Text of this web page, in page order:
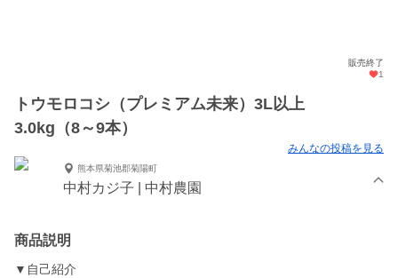
販売終了
1
トウモロコシ（プレミアム未来）3L以上
3.0kg（8～9本）
みんなの投稿を見る
熊本県菊池郡菊陽町
中村カジ子 | 中村農園
商品説明
▼自己紹介